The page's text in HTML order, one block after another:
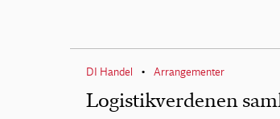
DI Handel • Arrangementer
Logistikverdenen